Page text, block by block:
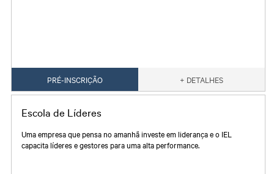
PRÉ-INSCRIÇÃO + DETALHES
Escola de Líderes
Uma empresa que pensa no amanhã investe em liderança e o IEL
capacita líderes e gestores para uma alta performance.